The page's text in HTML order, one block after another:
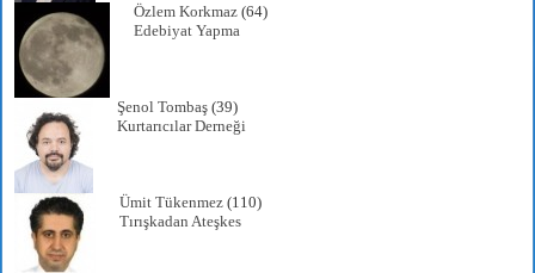
Özlem Korkmaz (64)
Edebiyat Yapma
Şenol Tombaş (39)
Kurtarıcılar Derneği
Ümit Tükenmez (110)
Tırışkadan Ateşkes